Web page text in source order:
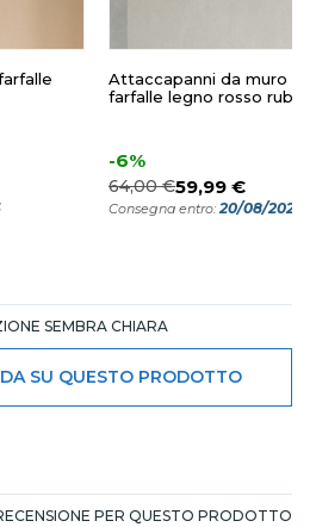
Attaccapanni da muro
farfalle legno rosso
-6%
64,00 €59,99 €
Consegna entro:20/08/2026
SEMBRA CHIARA
SU QUESTO PRODOTTO
PER QUESTO PRODOTTO